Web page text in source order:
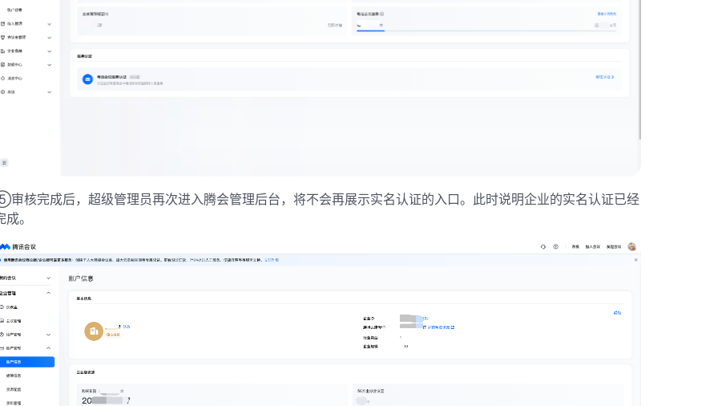
核完成后，超级管理员再次进入腾会管理后台，将不会再展示实名认证的入口。此时说明企业的实名认证已经
成。